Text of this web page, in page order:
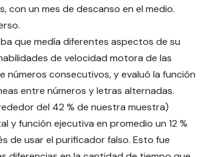
con un mes de descanso en el medio.
que medía diferentes aspectos de su
de velocidad motora de las
consecutivos, y evaluó la función
entre números y letras alternadas.
del 42 % de nuestra muestra)
y función ejecutiva en promedio un 12 %
de usar el purificador falso. Esto fue